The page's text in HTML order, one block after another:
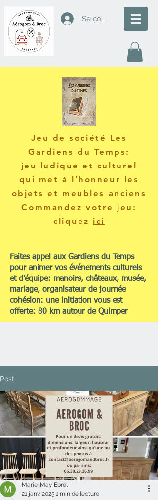
Se connecter
Jeu de société Les
Gardiens du Temps :
jeu ludique et culturel
qui met à l’honneur les
objets et meubles anciens
Commandez votre jeu:
cliquez ici
Faites appel aux Gardiens du Temps
pour animer vos événements culturels
et d'équipe: manoirs, châteaux, musée,
mariage, organisateur de journée
cohésion: une initiation vous est
offerte: 80 km autour de Quimper
Post
Marie-May Ebrel
21 janv. 2025 1 min de lecture